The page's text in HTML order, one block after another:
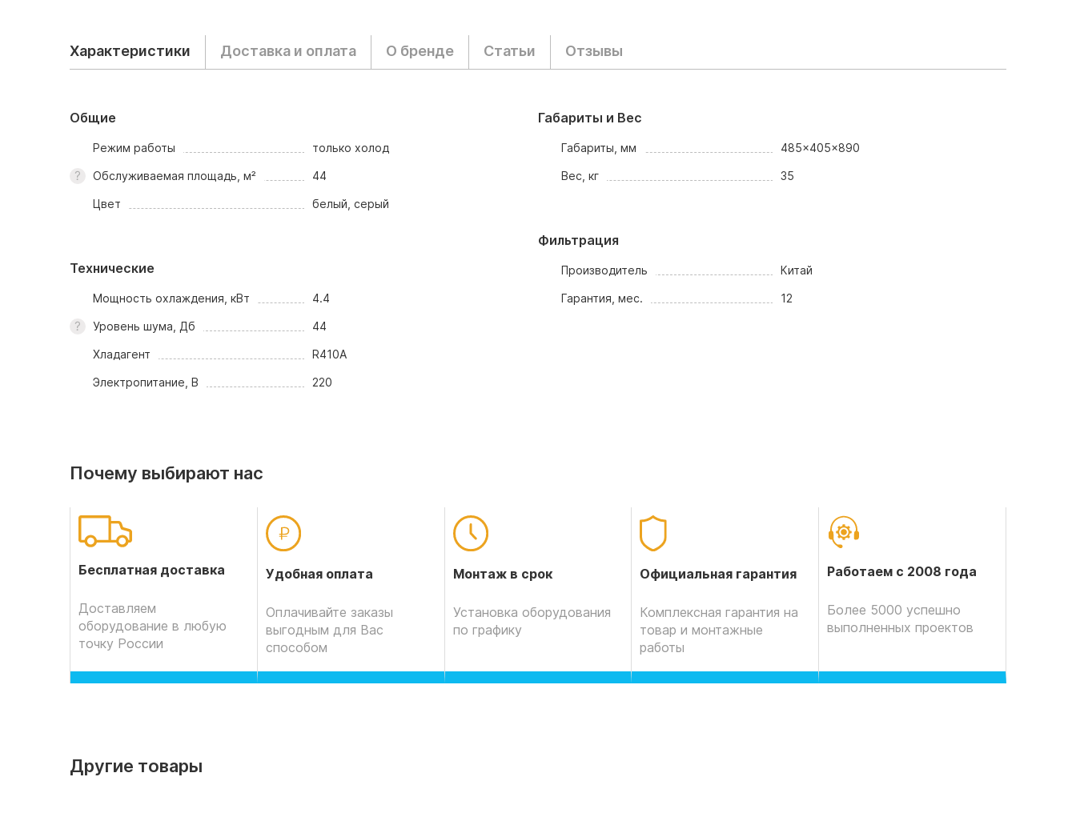
Характеристики Доставка и оплата О бренде Статьи Отзывы
Общие
Режим работы только холод
Обслуживаемая площадь, м² 44
Цвет белый, серый
Технические
Мощность охлаждения, кВт 4.4
Уровень шума, Дб 44
Хладагент R410A
Электропитание, В 220
Габариты и Вес
Габариты, мм 485x405x890
Вес, кг 35
Фильтрация
Производитель Китай
Гарантия, мес. 12
Почему выбирают нас
Бесплатная доставка
Доставляем
оборудование в любую
точку России
Удобная оплата
Оплачивайте заказы
выгодным для Вас
способом
Монтаж в срок
Установка оборудования
по графику
Официальная гарантия
Комплексная гарантия на
товар и монтажные
работы
Работаем с 2008 года
Более 5000 успешно
выполненных проектов
Другие товары